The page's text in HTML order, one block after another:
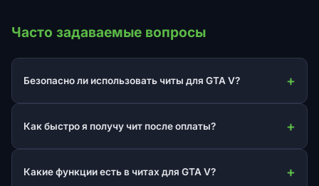
Часто задаваемые вопросы
Безопасно ли использовать читы для GTA V?
Как быстро я получу чит после оплаты?
Какие функции есть в читах для GTA V?